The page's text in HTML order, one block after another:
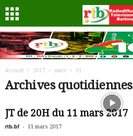
Accueil 2017 mars 11
Archives quotidiennes
JT de 20H du 11 mars 2017
rtb.bf - 11 mars 2017